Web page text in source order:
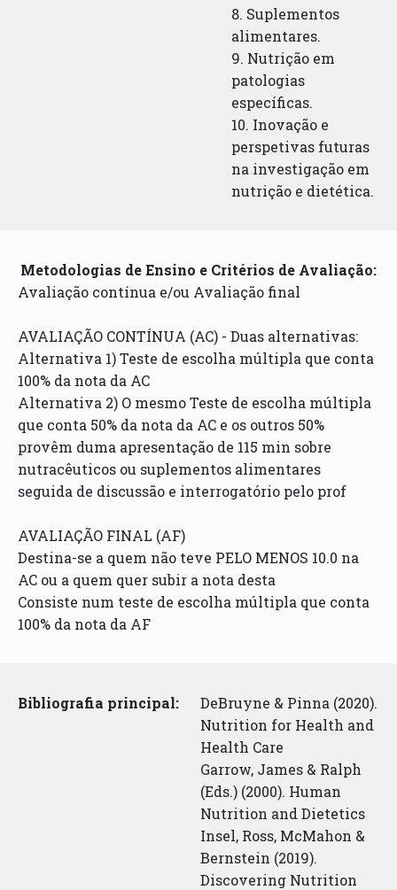
8. Suplementos
alimentares.
9. Nutrição em
patologias
específicas.
10. Inovação e
perspetivas futuras
na investigação em
nutrição e dietética.
Metodologias de Ensino e Critérios de Avaliação:
Avaliação contínua e/ou Avaliação final
AVALIAÇÃO CONTÍNUA (AC) - Duas alternativas:
Alternativa 1) Teste de escolha múltipla que conta
100% da nota da AC
Alternativa 2) O mesmo Teste de escolha múltipla
que conta 50% da nota da AC e os outros 50%
provêm duma apresentação de 115 min sobre
nutracêuticos ou suplementos alimentares
seguida de discussão e interrogatório pelo prof
AVALIAÇÃO FINAL (AF)
Destina-se a quem não teve PELO MENOS 10.0 na
AC ou a quem quer subir a nota desta
Consiste num teste de escolha múltipla que conta
100% da nota da AF
Bibliografia principal:
DeBruyne & Pinna (2020).
Nutrition for Health and
Health Care
Garrow, James & Ralph
(Eds.) (2000). Human
Nutrition and Dietetics
Insel, Ross, McMahon &
Bernstein (2019).
Discovering Nutrition